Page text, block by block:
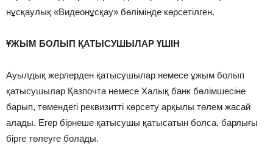
нұсқаулық «Видеонұсқау» бөлімінде көрсетілген.
ҰЖЫМ БОЛЫП ҚАТЫСУШЫЛАР ҮШІН
Ауылдық жерлерден қатысушылар немесе ұжым болып
қатысушылар Қазпочта немесе Халық банк бөлімшесіне
барып, төмендегі реквизитті көрсету арқылы төлем жасай
алады. Егер бірнеше қатысушы қатысатын болса, барлығы
бірге төлеуге болады.